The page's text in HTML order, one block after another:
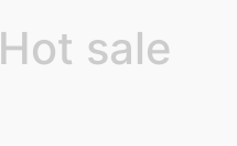
Hot sale